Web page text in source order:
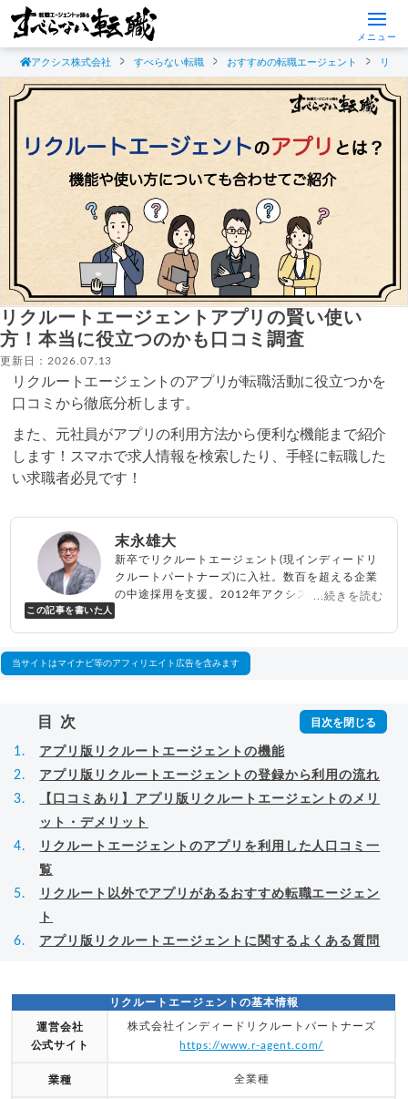
メニュー
アクシス株式会社 すべらない転職 おすすめの転職エージェント リク
リクルートエージェントアプリの賢い使い
方！本当に役立つのかも口コミ調査
更新日：2026.07.13
リクルートエージェントのアプリが転職活動に役立つかを
口コミから徹底分析します。
また、元社員がアプリの利用方法から便利な機能まで紹介
します！スマホで求人情報を検索したり、手軽に転職した
い求職者必見です！
この記事を書いた人
末永雄大
新卒でリクルートエージェント(現インディードリ
クルートパートナーズ)に入社。数百を超える企業
の中途採用を支援。2012年アクシス(株)設立、代
べらない転職エージェント
...続きを読む
当サイトはマイナビ等のアフィリエイト広告を含みます
目次
アプリ版リクルートエージェントの機能
アプリ版リクルートエージェントの登録から利用の流れ
【口コミあり】アプリ版リクルートエージェントのメリ
ット・デメリット
リクルートエージェントのアプリを利用した人口コミ一
覧
リクルート以外でアプリがあるおすすめ転職エージェン
ト
アプリ版リクルートエージェントに関するよくある質問
リクルートエージェントの基本情報
運営会社
公式サイト
株式会社インディードリクルートパートナーズ
https://www.r-agent.com/
業種 全業種